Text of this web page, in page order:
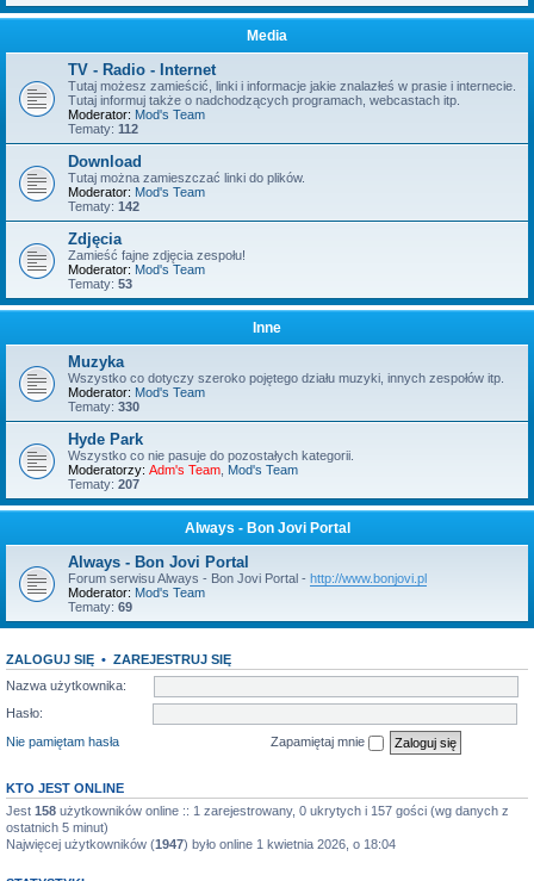
Media
TV - Radio - Internet
Tutaj możesz zamieścić, linki i informacje jakie znalazłeś w prasie i internecie.
Tutaj informuj także o nadchodzących programach, webcastach itp.
Moderator: Mod's Team
Tematy: 112
Download
Tutaj można zamieszczać linki do plików.
Moderator: Mod's Team
Tematy: 142
Zdjęcia
Zamieść fajne zdjęcia zespołu!
Moderator: Mod's Team
Tematy: 53
Inne
Muzyka
Wszystko co dotyczy szeroko pojętego działu muzyki, innych zespołów itp.
Moderator: Mod's Team
Tematy: 330
Hyde Park
Wszystko co nie pasuje do pozostałych kategorii.
Moderatorzy: Adm's Team Mod's Team
Tematy: 207
Always - Bon Jovi Portal
Always - Bon Jovi Portal
Forum serwisu Always - Bon Jovi Portal - http://www.bonjovi.pl
Moderator: Mod's Team
Tematy: 69
ZALOGUJ SIĘ • ZAREJESTRUJ SIĘ
Nazwa użytkownika:
Hasło:
Nie pamiętam hasła
Zapamiętaj mnie
KTO JEST ONLINE
Jest 158 użytkowników online :: 1 zarejestrowany, 0 ukrytych i 157 gości (wg danych z
ostatnich 5 minut)
Najwięcej użytkowników (1947) było online 1 kwietnia 2026, o 18:04